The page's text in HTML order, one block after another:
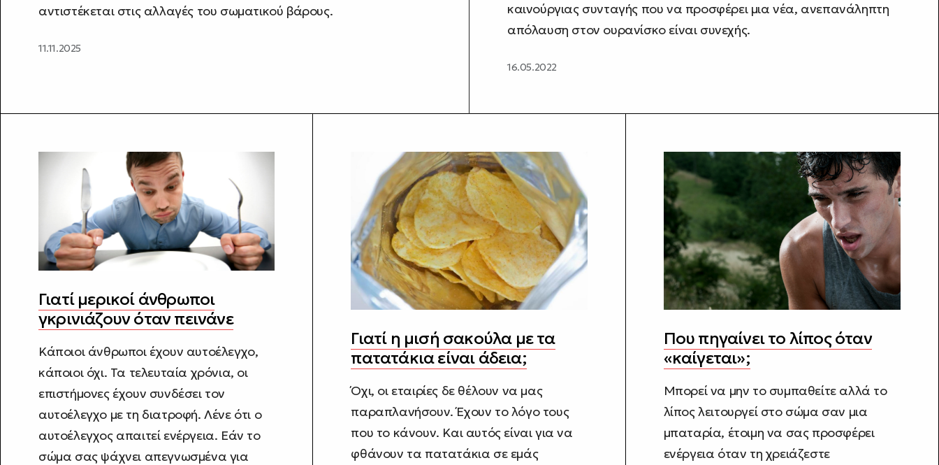
αντιστέκεται στις αλλαγές του σωματικού βάρους.
11.11.2025
καινούργιας συνταγής που να προσφέρει μια νέα, ανεπανάληπτη
απόλαυση στον ουρανίσκο είναι συνεχής.
16.05.2022
Γιατί μερικοί άνθρωποι
γκρινιάζουν όταν πεινάνε
Κάποιοι άνθρωποι έχουν αυτοέλεγχο,
κάποιοι όχι. Τα τελευταία χρόνια, οι
επιστήμονες έχουν συνδέσει τον
αυτοέλεγχο με τη διατροφή. Λένε ότι ο
αυτοέλεγχος απαιτεί ενέργεια. Εάν το
σώμα σας ψάχνει απεγνωσμένα για
Γιατί η μισή σακούλα με τα
πατατάκια είναι άδεια;
Όχι, οι εταιρίες δε θέλουν να μας
παραπλανήσουν. Έχουν το λόγο τους
που το κάνουν. Και αυτός είναι για να
φθάνουν τα πατατάκια σε εμάς
Που πηγαίνει το λίπος όταν
«καίγεται»;
Μπορεί να μην το συμπαθείτε αλλά το
λίπος λειτουργεί στο σώμα σαν μια
μπαταρία, έτοιμη να σας προσφέρει
ενέργεια όταν τη χρειάζεστε